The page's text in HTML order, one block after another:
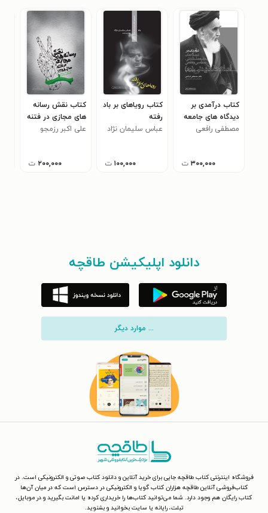
کتاب درآمدی بر
دیدگاه های جامعه
شناختی، سیاسی و
مصطفی رافعی
۳۰۰,۰۰۰ ت
کتاب رویاهای بر باد
رفته
عباس سلیمان نژاد
۱۰۰,۰۰۰ ت
کتاب نقش رسانه
های مجازی در فتنه
سال ۱۳۸۸
علی اکبر رزمجو
۲۰۰,۰۰۰ ت
دانلود اپلیکیشن طاقچه
... موارد دیگر
فروشگاه اینترنتی کتاب طاقچه جایی برای خرید آنلاین و دانلود کتاب صوتی و الکترونیکی است. در
کتاب‌فروشی آنلاین طاقچه هزاران کتاب گویا و الکترونیکی در دسترس است که در میان آن‌ها
کتاب رایگان هم وجود دارد. شما می‌توانید کتاب‌ها را خریداری کرده یا امانت بگیرید و در موبایل،
تبلت، رایانه یا سایت بخوانید و بشنوید.